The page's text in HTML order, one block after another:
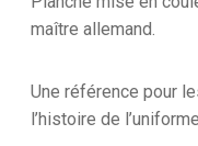
maître allemand.
Une référence pour
l’histoire de l’uniforme.